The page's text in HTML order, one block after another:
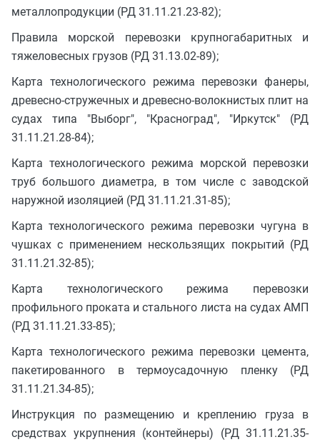
металлопродукции (РД 31.11.21.23-82);
Правила морской перевозки крупногабаритных и
тяжеловесных грузов (РД 31.13.02-89);
Карта технологического режима перевозки фанеры,
древесно-стружечных и древесно-волокнистых плит на
судах типа "Выборг", "Красноград", "Иркутск" (РД
31.11.21.28-84);
Карта технологического режима морской перевозки
труб большого диаметра, в том числе с заводской
наружной изоляцией (РД 31.11.21.31-85);
Карта технологического режима перевозки чугуна в
чушках с применением нескользящих покрытий (РД
31.11.21.32-85);
Карта технологического режима перевозки
профильного проката и стального листа на судах АМП
(РД 31.11.21.33-85);
Карта технологического режима перевозки цемента,
пакетированного в термоусадочную пленку (РД
31.11.21.34-85);
Инструкция по размещению и креплению груза в
средствах укрупнения (контейнеры) (РД 31.11.21.35-